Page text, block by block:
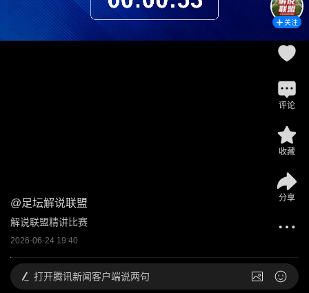
@足坛解说联盟
解说联盟精讲比赛
2026-06-24 19:40
关注
评论
收藏
分享
打开腾讯新闻客户端说两句